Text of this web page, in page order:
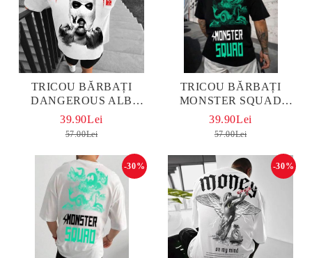
TRICOU BĂRBAȚI
DANGEROUS ALB
OVERSIZED
39.90Lei
57.00Lei
TRICOU BĂRBAȚI
MONSTER SQUAD
OVERSIZED
39.90Lei
57.00Lei
-30% -30%